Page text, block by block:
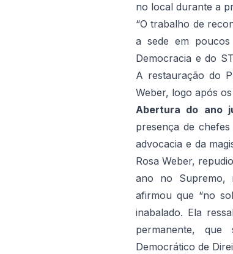
no local durante a
“O trabalho de
a sede em
Democracia e do
A restauração do
Weber, logo após
Abertura do ano
presença de
advocacia e da
Rosa Weber,
ano no Supremo,
afirmou que “no
inabalado. Ela
permanente,
Democrático de